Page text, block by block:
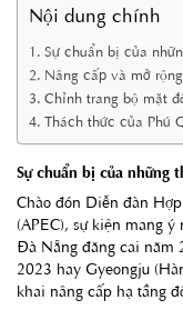
Nội dung chính
Sự chuẩn bị của
Nâng cấp và mở
Chỉnh trang bộ mặt
Thách thức của Phú
Sự chuẩn bị của những
Chào đón Diễn đàn
(APEC), sự kiện mang
Đà Nẵng đăng cai năm
2023 hay Gyeongju
khai nâng cấp hạ tầng